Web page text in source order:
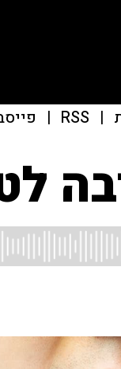
|
RSS
|